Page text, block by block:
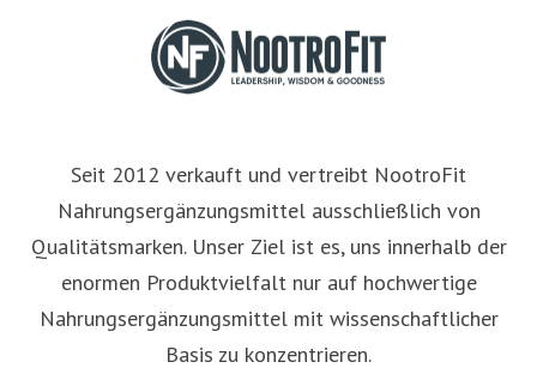
Seit 2012 verkauft und vertreibt NootroFit
Nahrungsergänzungsmittel ausschließlich von
Qualitätsmarken. Unser Ziel ist es, uns innerhalb der
enormen Produktvielfalt nur auf hochwertige
Nahrungsergänzungsmittel mit wissenschaftlicher
Basis zu konzentrieren.